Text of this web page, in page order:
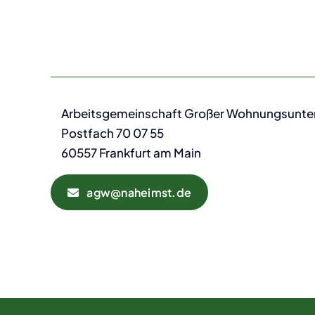
Arbeitsgemeinschaft Großer
Postfach 70 07 55
60557 Frankfurt am Main
agw@naheimst.de